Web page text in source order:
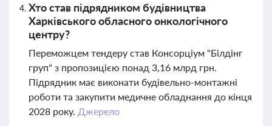
Хто став підрядником будівництва
Харківського обласного онкологічного
центру?
Переможцем тендеру став Консорціум "Білдінг
груп" з пропозицією понад 3,16 млрд грн.
Підрядник має виконати будівельно-монтажні
роботи та закупити медичне обладнання до кінця
2028 року. Джерело